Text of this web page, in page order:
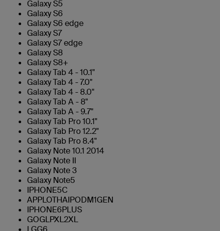
Galaxy S5
Galaxy S6
Galaxy S6 edge
Galaxy S7
Galaxy S7 edge
Galaxy S8
Galaxy S8+
Galaxy Tab 4 - 10.1"
Galaxy Tab 4 - 7.0"
Galaxy Tab 4 - 8.0"
Galaxy Tab A - 8"
Galaxy Tab A - 9.7"
Galaxy Tab Pro 10.1"
Galaxy Tab Pro 12.2"
Galaxy Tab Pro 8.4"
Galaxy Note 10.1 2014
Galaxy Note II
Galaxy Note 3
Galaxy Note5
IPHONE5C
APPLOTHAIPODM1GEN
IPHONE6PLUS
GOGLPXL2XL